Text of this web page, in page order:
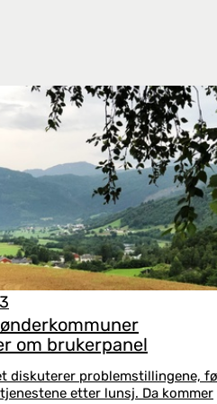
om brukerpanel
diskuterer problemstillingene,
etter lunsj. Da kommer